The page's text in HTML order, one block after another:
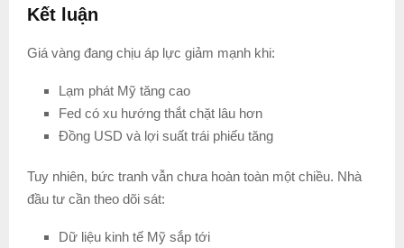
Kết luận
Giá vàng đang chịu áp lực giảm mạnh khi:
Lạm phát Mỹ tăng cao
Fed có xu hướng thắt chặt lâu hơn
Đồng USD và lợi suất trái phiếu tăng
Tuy nhiên, bức tranh vẫn chưa hoàn toàn một chiều. Nhà
đầu tư cần theo dõi sát:
Dữ liệu kinh tế Mỹ sắp tới